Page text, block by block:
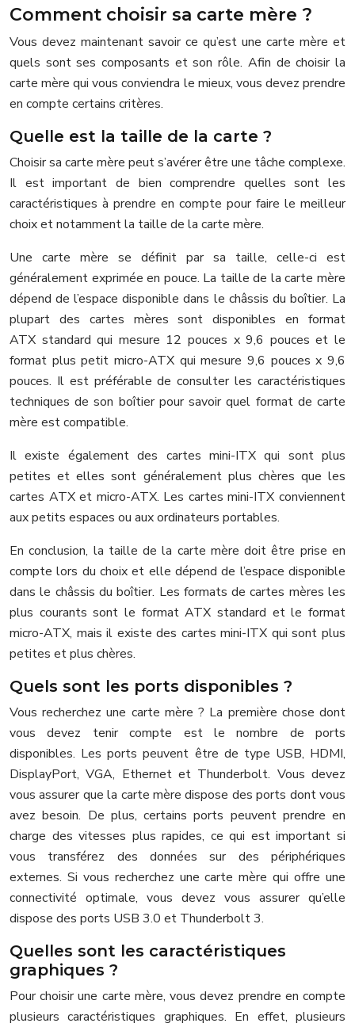
Comment choisir sa carte mère ?
Vous devez maintenant savoir ce qu’est une carte mère et
quels sont ses composants et son rôle. Afin de choisir la
carte mère qui vous conviendra le mieux, vous devez prendre
en compte certains critères.
Quelle est la taille de la carte ?
Choisir sa carte mère peut s’avérer être une tâche complexe.
Il est important de bien comprendre quelles sont les
caractéristiques à prendre en compte pour faire le meilleur
choix et notamment la taille de la carte mère.
Une carte mère se définit par sa taille, celle-ci est
généralement exprimée en pouce. La taille de la carte mère
dépend de l’espace disponible dans le châssis du boîtier. La
plupart des cartes mères sont disponibles en format
ATX standard qui mesure 12 pouces x 9,6 pouces et le
format plus petit micro-ATX qui mesure 9,6 pouces x 9,6
pouces. Il est préférable de consulter les caractéristiques
techniques de son boîtier pour savoir quel format de carte
mère est compatible.
Il existe également des cartes mini-ITX qui sont plus
petites et elles sont généralement plus chères que les
cartes ATX et micro-ATX. Les cartes mini-ITX conviennent
aux petits espaces ou aux ordinateurs portables.
En conclusion, la taille de la carte mère doit être prise en
compte lors du choix et elle dépend de l’espace disponible
dans le châssis du boîtier. Les formats de cartes mères les
plus courants sont le format ATX standard et le format
micro-ATX, mais il existe des cartes mini-ITX qui sont plus
petites et plus chères.
Quels sont les ports disponibles ?
Vous recherchez une carte mère ? La première chose dont
vous devez tenir compte est le nombre de ports
disponibles. Les ports peuvent être de type USB, HDMI,
DisplayPort, VGA, Ethernet et Thunderbolt. Vous devez
vous assurer que la carte mère dispose des ports dont vous
avez besoin. De plus, certains ports peuvent prendre en
charge des vitesses plus rapides, ce qui est important si
vous transférez des données sur des périphériques
externes. Si vous recherchez une carte mère qui offre une
connectivité optimale, vous devez vous assurer qu’elle
dispose des ports USB 3.0 et Thunderbolt 3.
Quelles sont les caractéristiques
graphiques ?
Pour choisir une carte mère, vous devez prendre en compte
plusieurs caractéristiques graphiques. En effet, plusieurs